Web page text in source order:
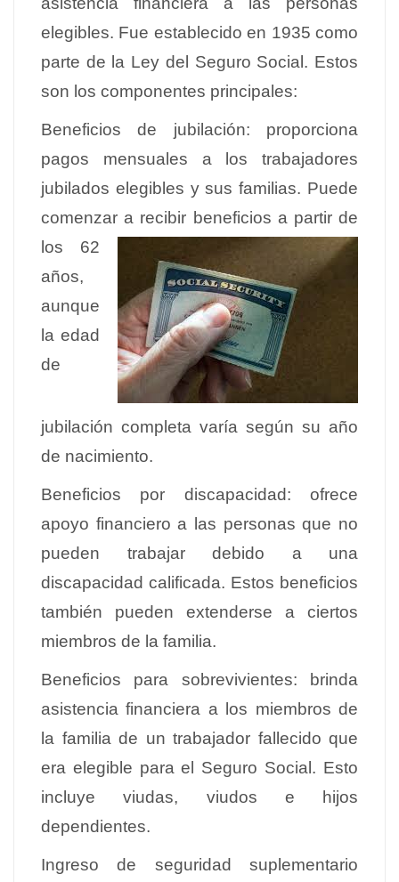
elegibles. Fue establecido en 1935 como
parte de la Ley del Seguro Social. Estos
son los componentes principales:
Beneficios de jubilación: proporciona
pagos mensuales a los trabajadores
jubilados elegibles y sus familias. Puede
comenzar a recibir beneficios a partir de
los 62
años,
aunque
la edad
de
jubilación completa varía según su año
de nacimiento.
Beneficios por discapacidad: ofrece
apoyo financiero a las personas que no
pueden trabajar debido a una
discapacidad calificada. Estos beneficios
también pueden extenderse a ciertos
miembros de la familia.
Beneficios para sobrevivientes: brinda
asistencia financiera a los miembros de
la familia de un trabajador fallecido que
era elegible para el Seguro Social. Esto
incluye viudas, viudos e hijos
dependientes.
Ingreso de seguridad suplementario